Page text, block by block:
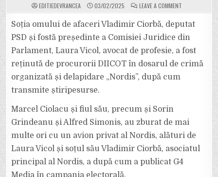
EDITIEDEVRANCEA 03/02/2025 LEAVE A COMMENTON
CARACATIȚA
„AGAȚĂ”
PSD-
UL.
DIICOT
A
REȚINUT-
PE
DEPUTAȚILOR
Soția omului de afaceri Vladimir Ciorbă, deputat
PSD și fostă președinte a Comisiei Juridice din
Parlament, Laura Vicol, avocat de profesie, a fost
reținută de procurorii DIICOT în dosarul de crimă
organizată și delapidare „Nordis”, după cum
transmite știripesurse.
Marcel Ciolacu și fiul său, precum și Sorin
Grindeanu și Alfred Simonis, au zburat de mai
multe ori cu un avion privat al Nordis, alături de
Laura Vicol și soțul său Vladimir Ciorbă, asociatul
principal al Nordis, a după cum a publicat G4
Media în campania electorală.